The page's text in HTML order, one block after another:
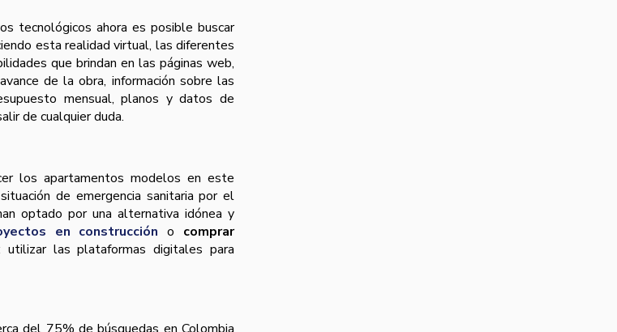
tecnológicos ahora es posible buscar
esta realidad virtual, las diferentes
que brindan en las páginas web,
de la obra, información sobre las
mensual, planos y datos de
de cualquier duda.
los apartamentos modelos en este
de emergencia sanitaria por el
optado por una alternativa idónea y
en construcción o comprar
utilizar las plataformas digitales para